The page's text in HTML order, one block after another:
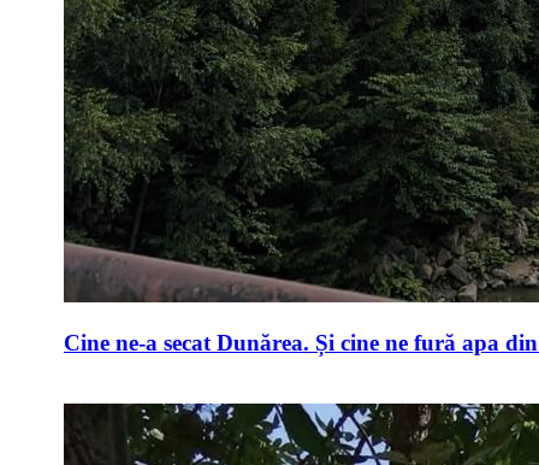
Cine ne-a secat Dunărea. Și cine ne fură apa